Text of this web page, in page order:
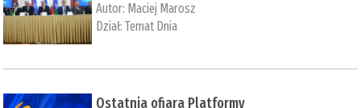
Autor: Maciej Marosz
Dział:Temat Dnia
Ostatnia ofiara Platformy